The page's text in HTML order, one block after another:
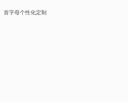
首字母个性化定制